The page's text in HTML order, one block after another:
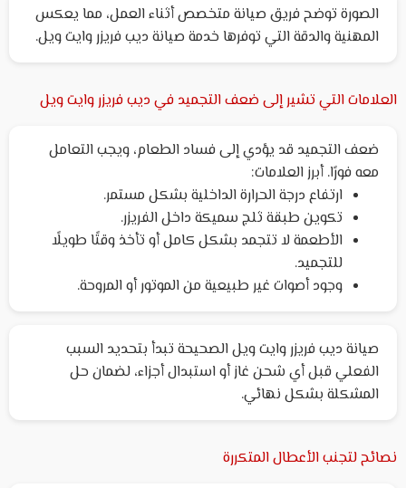
الصورة توضح فريق صيانة متخصص أثناء العمل، مما يعكس
المهنية والدقة التي توفرها خدمة صيانة ديب فريزر وايت ويل.
العلامات التي تشير إلى ضعف التجميد في ديب فريزر وايت ويل
ضعف التجميد قد يؤدي إلى فساد الطعام، ويجب التعامل
معه فورًا. أبرز العلامات:
ارتفاع درجة الحرارة الداخلية بشكل مستمر.
تكوين طبقة ثلج سميكة داخل الفريزر.
الأطعمة لا تتجمد بشكل كامل أو تأخذ وقتًا طويلًا
للتجميد.
وجود أصوات غير طبيعية من الموتور أو المروحة.
صيانة ديب فريزر وايت ويل الصحيحة تبدأ بتحديد السبب
الفعلي قبل أي شحن غاز أو استبدال أجزاء، لضمان حل
المشكلة بشكل نهائي.
نصائح لتجنب الأعطال المتكررة